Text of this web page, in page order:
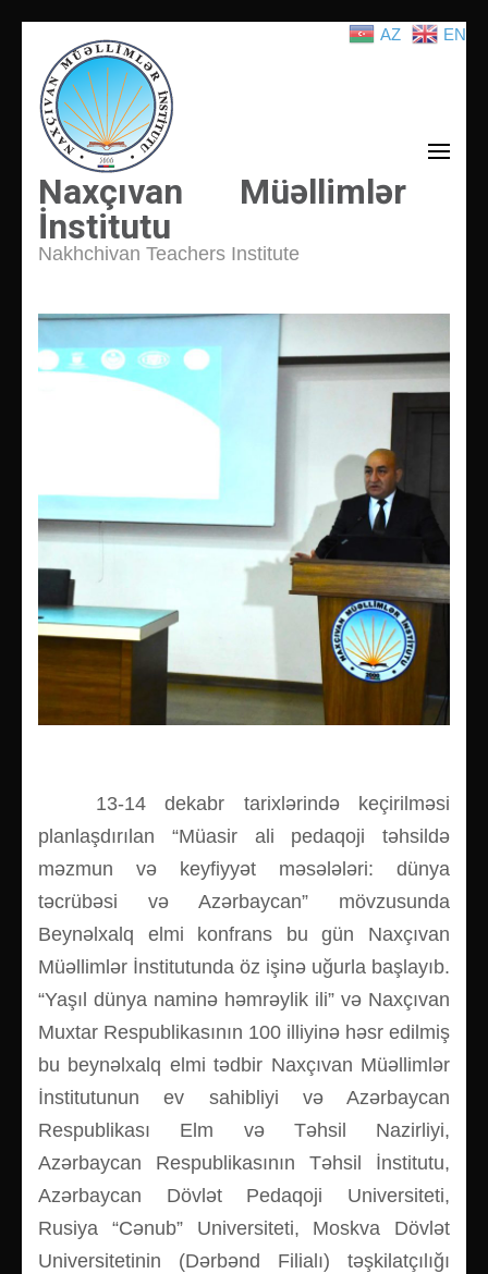
atla
(Enter
tuşuna
basın)
Naxçıvan Müəllimlər
İnstitutu
Nakhchivan Teachers Institute
13-14 dekabr tarixlərində keçirilməsi
planlaşdırılan “Müasir ali pedaqoji təhsildə
məzmun və keyfiyyət məsələləri: dünya
təcrübəsi və Azərbaycan” mövzusunda
Beynəlxalq elmi konfrans bu gün Naxçıvan
Müəllimlər İnstitutunda öz işinə uğurla başlayıb.
“Yaşıl dünya naminə həmrəylik ili” və Naxçıvan
Muxtar Respublikasının 100 illiyinə həsr edilmiş
bu beynəlxalq elmi tədbir Naxçıvan Müəllimlər
İnstitutunun ev sahibliyi və Azərbaycan
Respublikası Elm və Təhsil Nazirliyi,
Azərbaycan Respublikasının Təhsil İnstitutu,
Azərbaycan Dövlət Pedaqoji Universiteti,
Rusiya “Cənub” Universiteti, Moskva Dövlət
Universitetinin (Dərbənd Filialı) təşkilatçılığı
AZ EN